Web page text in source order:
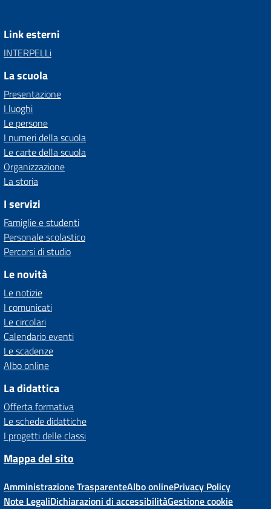
Link esterni
INTERPELLi
La scuola
Presentazione
I luoghi
Le persone
I numeri della scuola
Le carte della scuola
Organizzazione
La storia
I servizi
Famiglie e studenti
Personale scolastico
Percorsi di studio
Le novità
Le notizie
I comunicati
Le circolari
Calendario eventi
Le scadenze
Albo online
La didattica
Offerta formativa
Le schede didattiche
I progetti delle classi
Mappa del sito
Amministrazione TrasparenteAlbo onlinePrivacy Policy
Note LegaliDichiarazioni di accessibilitàGestione cookie